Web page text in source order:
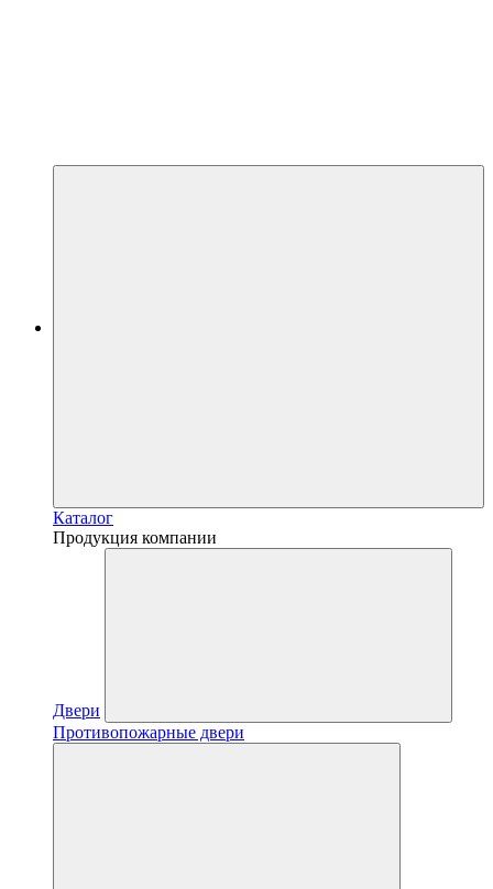
Каталог
Продукция компании
Двери
Противопожарные двери